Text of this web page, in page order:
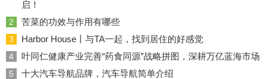
启！
2 苦菜的功效与作用有哪些
3 Harbor House丨与TA一起，找到居住的好感觉
4 叶同仁健康产业完善“药食同源”战略拼图，深耕万亿蓝海市场
5 十大汽车导航品牌，汽车导航简单介绍